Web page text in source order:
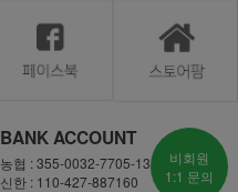
BANK ACCOUNT
농협 : 355-0032-7705-13
신한 : 110-427-887160
비회원
1:1 문의